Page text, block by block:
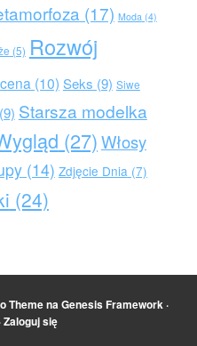
(17) Moda(4)
(5) Rozwój
(10) Seks (9) Siwe
Starsza modelka
(27)Włosy
(14) Zdjęcie Dnia(7)
(24)
ThemenaGenesis Framework ·
·Zaloguj się